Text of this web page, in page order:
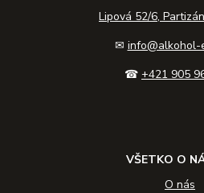
Lipová 52/6,
✉ info@alkohol-
☎ +421 905
VŠETKO O
O nás